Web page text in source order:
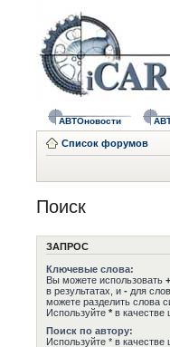
АВТОновости
Список форумов
Поиск
ЗАПРОС
Ключевые слова:
Вы можете использовать +
в результатах, и - для
можете разделить слова
Используйте * в качестве
Поиск по автору:
Используйте * в качестве